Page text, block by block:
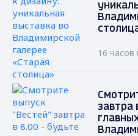
16 часов
завтра